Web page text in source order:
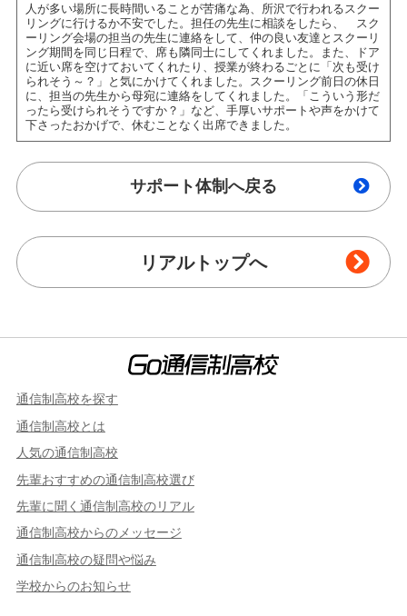
人が多い場所に長時間いることが苦痛な為、所沢で行われるスクー
リングに行けるか不安でした。担任の先生に相談をしたら、 スク
ーリング会場の担当の先生に連絡をして、仲の良い友達とスクーリ
ング期間を同じ日程で、席も隣同士にしてくれました。また、ドア
に近い席を空けておいてくれたり、授業が終わるごとに「次も受け
られそう～？」と気にかけてくれました。スクーリング前日の休日
に、担当の先生から母宛に連絡をしてくれました。「こういう形だ
ったら受けられそうですか？」など、手厚いサポートや声をかけて
下さったおかげで、休むことなく出席できました。
サポート体制へ戻る
リアルトップへ
通信制高校を探す
通信制高校とは
人気の通信制高校
先輩おすすめの通信制高校選び
先輩に聞く通信制高校のリアル
通信制高校からのメッセージ
通信制高校の疑問や悩み
学校からのお知らせ